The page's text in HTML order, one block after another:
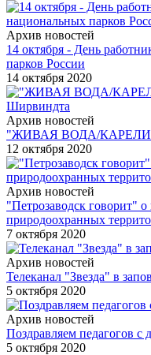
Архив новостей
14 октября - День
парков России
14 октября 2020
Архив новостей
"ЖИВАЯ ВОДА/
12 октября 2020
Архив новостей
"Петрозаводск говорит"
природоохранных
7 октября 2020
Архив новостей
Телеканал "Звезда" в
5 октября 2020
Архив новостей
Поздравляем педагогов с
5 октября 2020